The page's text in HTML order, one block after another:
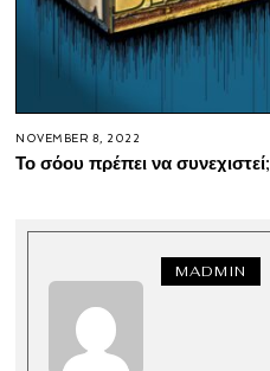
NOVEMBER 8, 2022
Το σόου πρέπει να συνεχιστεί;
MADMIN